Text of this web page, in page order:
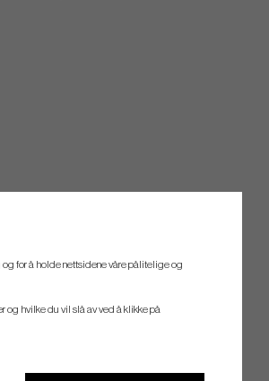
for å holde nettsidene våre pålitelige og
og hvilke du vil slå av ved å klikke på